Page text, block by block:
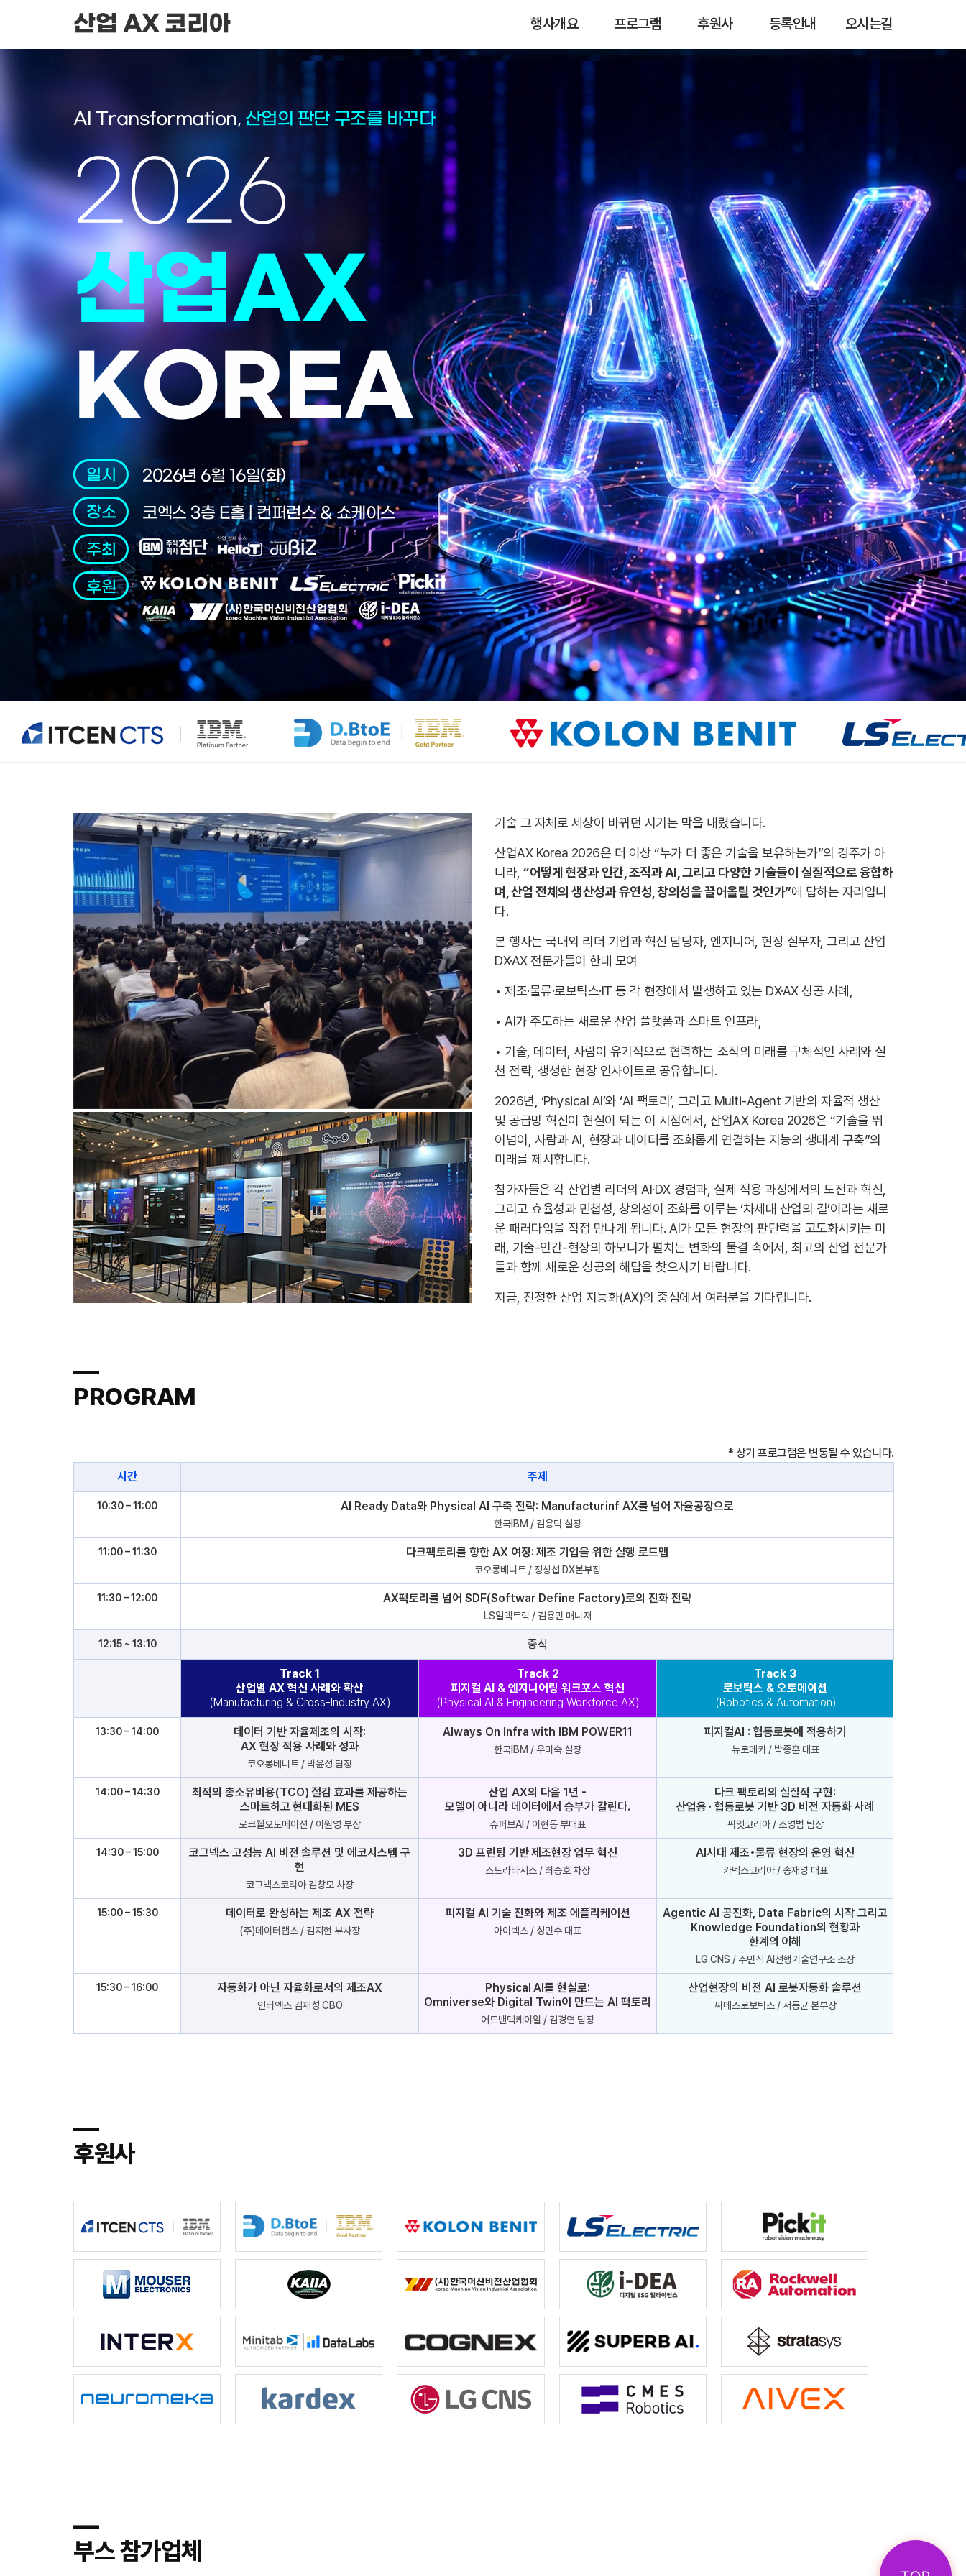
산업 AX 코리아 행사개요 프로그램 후원사 등록안내 오시는길
AI Transformation, 산업의 판단 구조를 바꾸다
2026
산업AX
KOREA
일시
2026년 6월 16일(화)
장소
코엑스 3층 E홀 | 컨퍼런스 & 쇼케이스
주최
후원
기술 그 자체로 세상이 바뀌던 시기는 막을 내렸습니다.
산업AX Korea 2026은 더 이상 “누가 더 좋은 기술을 보유하는가”의 경주가 아
니라,“어떻게 현장과 인간, 조직과 AI, 그리고 다양한 기술들이 실질적으로 융합하
며, 산업 전체의 생산성과 유연성, 창의성을 끌어올릴 것인가”에 답하는 자리입니
다.
본 행사는 국내외 리더 기업과 혁신 담당자, 엔지니어, 현장 실무자, 그리고 산업
DX·AX 전문가들이 한데 모여
• 제조·물류·로보틱스·IT 등 각 현장에서 발생하고 있는 DX·AX 성공 사례,
• AI가 주도하는 새로운 산업 플랫폼과 스마트 인프라,
• 기술, 데이터, 사람이 유기적으로 협력하는 조직의 미래를 구체적인 사례와 실
천 전략, 생생한 현장 인사이트로 공유합니다.
2026년, ‘Physical AI’와 ‘AI 팩토리’, 그리고 Multi-Agent 기반의 자율적 생산
및 공급망 혁신이 현실이 되는 이 시점에서, 산업AX Korea 2026은 “기술을 뛰
어넘어, 사람과 AI, 현장과 데이터를 조화롭게 연결하는 지능의 생태계 구축”의
미래를 제시합니다.
참가자들은 각 산업별 리더의 AI·DX 경험과, 실제 적용 과정에서의 도전과 혁신,
그리고 효율성과 민첩성, 창의성이 조화를 이루는 ‘차세대 산업의 길’이라는 새로
운 패러다임을 직접 만나게 됩니다. AI가 모든 현장의 판단력을 고도화시키는 미
래, 기술-인간-현장의 하모니가 펼치는 변화의 물결 속에서, 최고의 산업 전문가
들과 함께 새로운 성공의 해답을 찾으시기 바랍니다.
지금, 진정한 산업 지능화(AX)의 중심에서 여러분을 기다립니다.
―
PROGRAM
* 상기 프로그램은 변동될 수 있습니다.
시간
주제
10:30 – 11:00 AI Ready Data와 Physical AI 구축 전략: Manufacturinf AX를 넘어 자율공장으로
한국IBM / 김용덕 실장
11:00 – 11:30 다크팩토리를 향한 AX 여정: 제조 기업을 위한 실행 로드맵
코오롱베니트 / 정상섭 DX본부장
11:30 – 12:00 AX팩토리를 넘어 SDF(Softwar Define Factory)로의 진화 전략
LS일렉트릭 / 김용민 매니저
12:15 ~ 13:10 중식
Track 1
산업별 AX 혁신 사례와 확산
(Manufacturing & Cross-Industry AX)
Track 2
피지컬 AI & 엔지니어링 워크포스 혁신
(Physical AI & Engineering Workforce AX)
Track 3
로보틱스 & 오토메이션
(Robotics & Automation)
13:30 – 14:00
데이터 기반 자율제조의 시작:
AX 현장 적용 사례와 성과
코오롱베니트 / 박윤성 팀장
Always On Infra with IBM POWER11
한국IBM / 우미숙 실장
피지컬AI : 협동로봇에 적용하기
뉴로메카 / 박종훈 대표
14:00 – 14:30
최적의 총소유비용(TCO) 절감 효과를 제공하는
스마트하고 현대화된 MES
로크웰오토메이션 / 이원영 부장
산업 AX의 다음 1년 -
모델이 아니라 데이터에서 승부가 갈린다.
슈퍼브AI / 이현동 부대표
다크 팩토리의 실질적 구현:
산업용 · 협동로봇 기반 3D 비전 자동화 사례
픽잇코리아 / 조영범 팀장
14:30 – 15:00
코그넥스 고성능 AI 비전 솔루션 및 에코시스템 구
현
코그넥스코리아 김창모 차장
3D 프린팅 기반 제조현장 업무 혁신
스트라타시스 / 최승호 차장
AI시대 제조•물류 현장의 운영 혁신
카덱스코리아 / 송재명 대표
15:00 – 15:30 데이터로 완성하는 제조 AX 전략
(주)데이터랩스 / 김지현 부사장
피지컬 AI 기술 진화와 제조 에플리케이션
아이벡스 / 성민수 대표
Agentic AI 공진화, Data Fabric의 시작 그리고
Knowledge Foundation의 현황과
한계의 이해
LG CNS / 주민식 AI선행기술연구소 소장
15:30 – 16:00 자동화가 아닌 자율화로서의 제조AX
인터엑스 김재성 CBO
Physical AI를 현실로:
Omniverse와 Digital Twin이 만드는 AI 팩토리
어드밴텍케이알 / 김경연 팀장
산업현장의 비전 AI 로봇자동화 솔루션
씨메스로보틱스 / 서동균 본부장
―
후원사
―
부스 참가업체